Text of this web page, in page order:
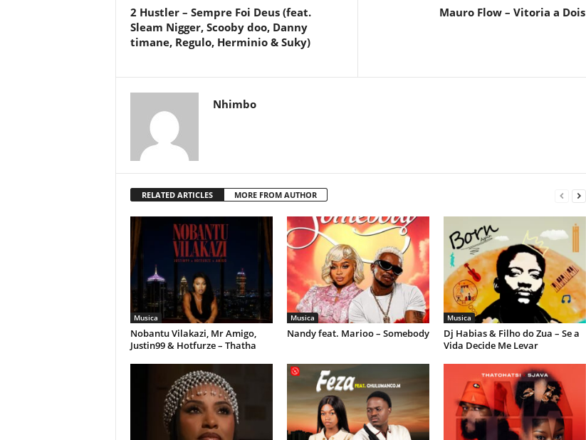
2 Hustler – Sempre Foi Deus (feat.
Sleam Nigger, Scooby doo, Danny
timane, Regulo, Herminio & Suky)
Mauro Flow – Vitoria a Dois
Nhimbo
RELATED ARTICLES MORE FROM AUTHOR
Musica
Nobantu Vilakazi, Mr Amigo,
Justin99 & Hotfurze – Thatha
Musica
Nandy feat. Marioo – Somebody
Musica
Dj Habias & Filho do Zua – Se a
Vida Decide Me Levar